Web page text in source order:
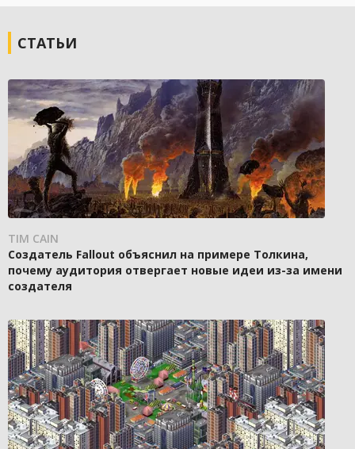
СТАТЬИ
TIM CAIN
Создатель Fallout объяснил на примере Толкина,
почему аудитория отвергает новые идеи из-за имени
создателя